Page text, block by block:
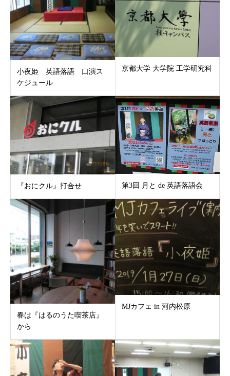
小夜姫 英語落語 口演ス
ケジュール
京都大学 大学院 工学研究科
『おにクル』打合せ 第3回 月と de 英語落語会
春は『はるのうた喫茶店』
から
MJカフェ in 河内松原